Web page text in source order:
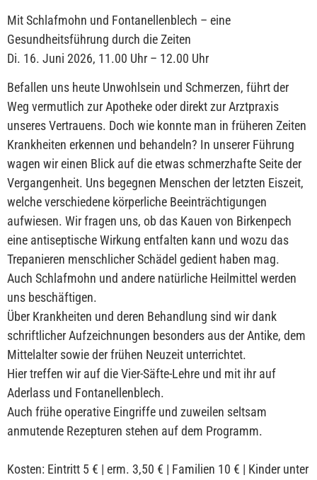
Mit Schlafmohn und Fontanellenblech – eine
Gesundheitsführung durch die Zeiten
Di. 16. Juni 2026, 11.00 Uhr – 12.00 Uhr
Befallen uns heute Unwohlsein und Schmerzen, führt der
Weg vermutlich zur Apotheke oder direkt zur Arztpraxis
unseres Vertrauens. Doch wie konnte man in früheren Zeiten
Krankheiten erkennen und behandeln? In unserer Führung
wagen wir einen Blick auf die etwas schmerzhafte Seite der
Vergangenheit. Uns begegnen Menschen der letzten Eiszeit,
welche verschiedene körperliche Beeinträchtigungen
aufwiesen. Wir fragen uns, ob das Kauen von Birkenpech
eine antiseptische Wirkung entfalten kann und wozu das
Trepanieren menschlicher Schädel gedient haben mag.
Auch Schlafmohn und andere natürliche Heilmittel werden
uns beschäftigen.
Über Krankheiten und deren Behandlung sind wir dank
schriftlicher Aufzeichnungen besonders aus der Antike, dem
Mittelalter sowie der frühen Neuzeit unterrichtet.
Hier treffen wir auf die Vier-Säfte-Lehre und mit ihr auf
Aderlass und Fontanellenblech.
Auch frühe operative Eingriffe und zuweilen seltsam
anmutende Rezepturen stehen auf dem Programm.
Kosten: Eintritt 5 € | erm. 3,50 € | Familien 10 € | Kinder unter